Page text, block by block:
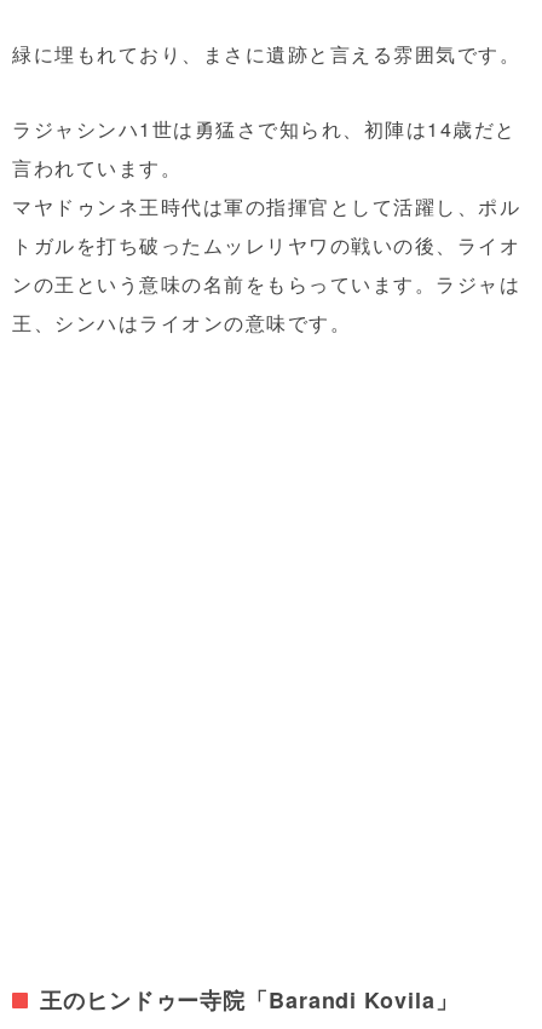
緑に埋もれており、まさに遺跡と言える雰囲気です。
ラジャシンハ1世は勇猛さで知られ、初陣は14歳だと
言われています。
マヤドゥンネ王時代は軍の指揮官として活躍し、ポル
トガルを打ち破ったムッレリヤワの戦いの後、ライオ
ンの王という意味の名前をもらっています。ラジャは
王、シンハはライオンの意味です。
王のヒンドゥー寺院「Barandi Kovila」